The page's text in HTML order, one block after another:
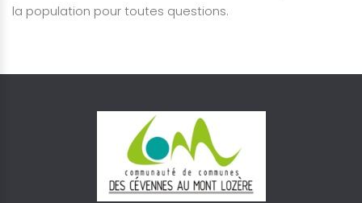
la population pour toutes questions.